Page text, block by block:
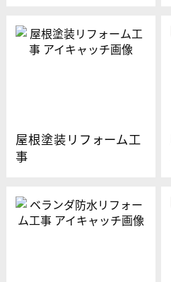
屋根塗装リフォーム工
事